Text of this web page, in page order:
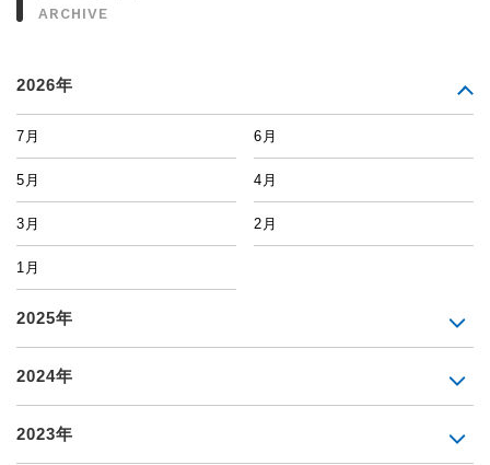
ARCHIVE
2026年
7月 6月
5月 4月
3月 2月
1月
2025年
2024年
2023年